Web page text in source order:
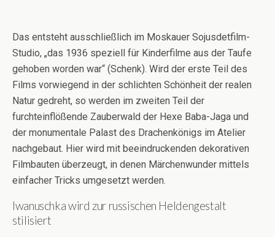
Das entsteht ausschließlich im Moskauer Sojusdetfilm-
Studio, „das 1936 speziell für Kinderfilme aus der Taufe
gehoben worden war“ (Schenk). Wird der erste Teil des
Films vorwiegend in der schlichten Schönheit der realen
Natur gedreht, so werden im zweiten Teil der
furchteinflößende Zauberwald der Hexe Baba-Jaga und
der monumentale Palast des Drachenkönigs im Atelier
nachgebaut. Hier wird mit beeindruckenden dekorativen
Filmbauten überzeugt, in denen Märchenwunder mittels
einfacher Tricks umgesetzt werden.
Iwanuschka wird zur russischen Heldengestalt
stilisiert